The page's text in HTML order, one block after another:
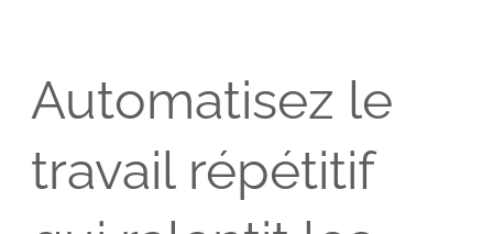
Automatisez le
travail répétitif